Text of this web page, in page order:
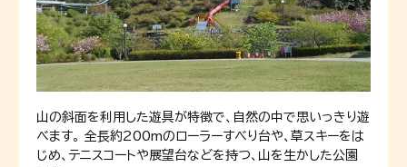
山の斜面を利用した遊具が特徴で、自然の中で思いっきり遊
べます。 全長約200mのローラーすべり台や、草スキーをは
じめ、テニスコートや展望台などを持つ、山を生かした公園